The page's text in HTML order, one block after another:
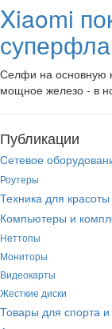
Xiaomi
Селфи на основную
мощное железо - в
Публикации
Сетевое
Роутеры
Техника для
Компьютеры и
Неттопы
Мониторы
Видеокарты
Жесткие диски
Товары для спорта